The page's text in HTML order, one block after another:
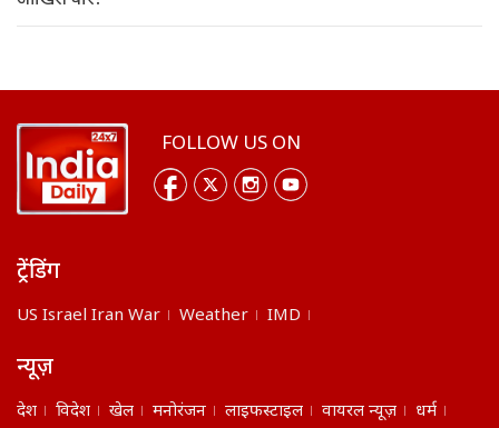
FOLLOW US ON
ट्रेंडिंग
US Israel Iran War Weather IMD
न्यूज़
देश विदेश खेल मनोरंजन लाइफस्टाइल वायरल न्यूज़ धर्म